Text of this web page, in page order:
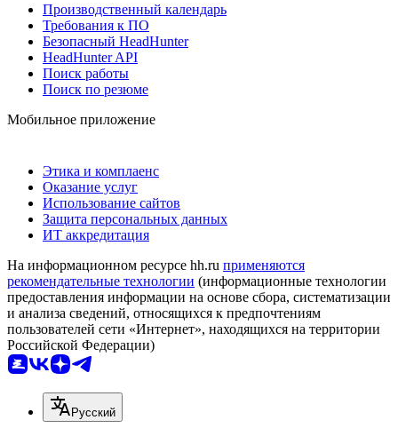
Производственный календарь
Требования к ПО
Безопасный HeadHunter
HeadHunter API
Поиск работы
Поиск по резюме
Мобильное приложение
Этика и комплаенс
Оказание услуг
Использование сайтов
Защита персональных данных
ИТ аккредитация
На информационном ресурсе hh.ru применяются
рекомендательные технологии (информационные технологии
предоставления информации на основе сбора, систематизации
и анализа сведений, относящихся к предпочтениям
пользователей сети «Интернет», находящихся на территории
Российской Федерации)
Русский